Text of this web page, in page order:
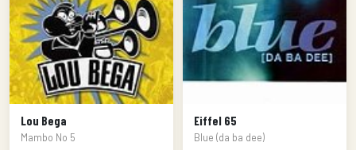
Lou Bega
Mambo No 5
Eiffel 65
Blue (da ba dee)